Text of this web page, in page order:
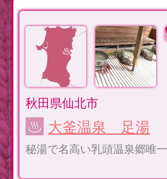
秋田県仙北市
大釜温泉 足湯
秘湯で名高い乳頭温泉郷唯